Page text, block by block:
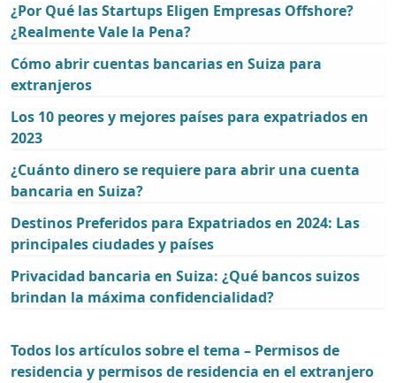
¿Por Qué las Startups Eligen Empresas Offshore?
¿Realmente Vale la Pena?
Cómo abrir cuentas bancarias en Suiza para
extranjeros
Los 10 peores y mejores países para expatriados en
2023
¿Cuánto dinero se requiere para abrir una cuenta
bancaria en Suiza?
Destinos Preferidos para Expatriados en 2024: Las
principales ciudades y países
Privacidad bancaria en Suiza: ¿Qué bancos suizos
brindan la máxima confidencialidad?
Todos los artículos sobre el tema – Permisos de
residencia y permisos de residencia en el extranjero